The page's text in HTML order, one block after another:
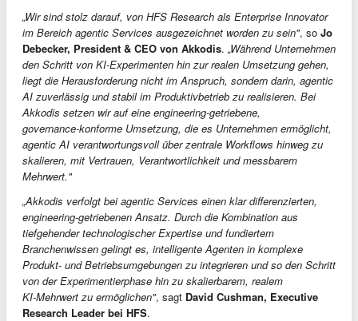
„Wir sind stolz darauf, von HFS Research als Enterprise Innovator
im Bereich agentic Services ausgezeichnet worden zu sein", so Jo
Debecker, President & CEO von Akkodis. „Während Unternehmen
den Schritt von KI‑Experimenten hin zur realen Umsetzung gehen,
liegt die Herausforderung nicht im Anspruch, sondern darin, agentic
AI zuverlässig und stabil im Produktivbetrieb zu realisieren. Bei
Akkodis setzen wir auf eine engineering‑getriebene,
governance‑konforme Umsetzung, die es Unternehmen ermöglicht,
agentic AI verantwortungsvoll über zentrale Workflows hinweg zu
skalieren, mit Vertrauen, Verantwortlichkeit und messbarem
Mehrwert."
„Akkodis verfolgt bei agentic Services einen klar differenzierten,
engineering‑getriebenen Ansatz. Durch die Kombination aus
tiefgehender technologischer Expertise und fundiertem
Branchenwissen gelingt es, intelligente Agenten in komplexe
Produkt‑ und Betriebsumgebungen zu integrieren und so den Schritt
von der Experimentierphase hin zu skalierbarem, realem
KI‑Mehrwert zu ermöglichen", sagt David Cushman, Executive
Research Leader bei HFS.